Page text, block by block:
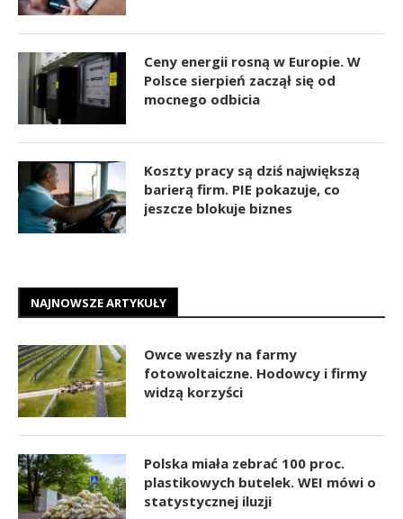
Ceny energii rosną w Europie. W
Polsce sierpień zaczął się od
mocnego odbicia
Koszty pracy są dziś największą
barierą firm. PIE pokazuje, co
jeszcze blokuje biznes
NAJNOWSZE ARTYKUŁY
Owce weszły na farmy
fotowoltaiczne. Hodowcy i firmy
widzą korzyści
Polska miała zebrać 100 proc.
plastikowych butelek. WEI mówi o
statystycznej iluzji